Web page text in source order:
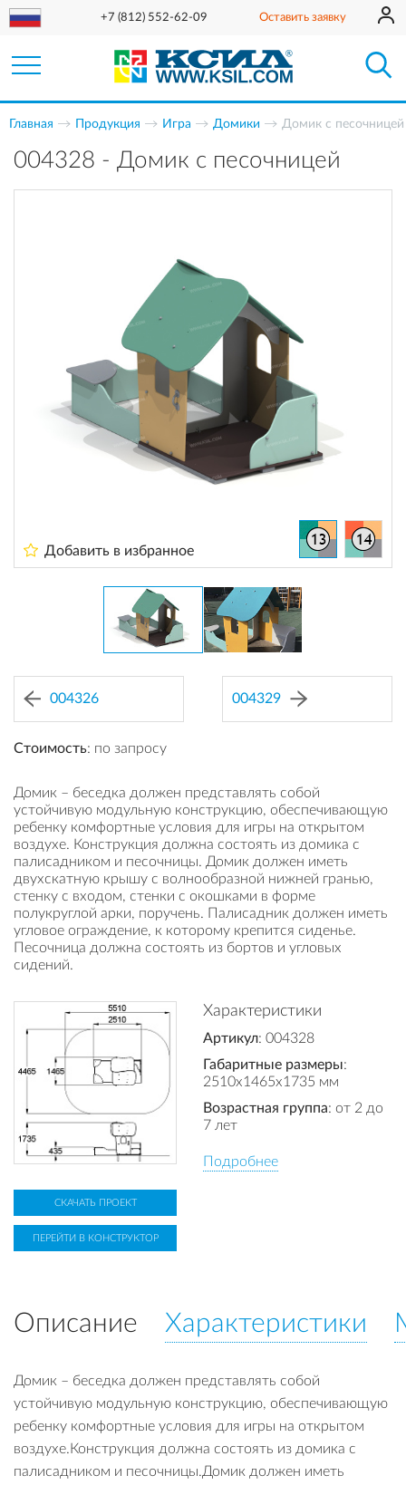
+7 (812) 552-62-09 Оставить заявку
Главная Продукция Игра Домики Домик с песочницей
004328 - Домик с песочницей
Добавить в избранное
004326 004329
Стоимость: по запросу
Домик – беседка должен представлять собой
устойчивую модульную конструкцию, обеспечивающую
ребенку комфортные условия для игры на открытом
воздухе. Конструкция должна состоять из домика с
палисадником и песочницы. Домик должен иметь
двухскатную крышу с волнообразной нижней гранью,
стенку с входом, стенки с окошками в форме
полукруглой арки, поручень. Палисадник должен иметь
угловое ограждение, к которому крепится сиденье.
Песочница должна состоять из бортов и угловых
сидений.
Характеристики
Артикул: 004328
Габаритные размеры:
2510x1465x1735 мм
Возрастная группа: от 2 до
7 лет
Подробнее
СКАЧАТЬ ПРОЕКТ
ПЕРЕЙТИ В КОНСТРУКТОР
Описание Характеристики
Домик – беседка должен представлять собой
устойчивую модульную конструкцию, обеспечивающую
ребенку комфортные условия для игры на открытом
воздухе.Конструкция должна состоять из домика с
палисадником и песочницы.Домик должен иметь